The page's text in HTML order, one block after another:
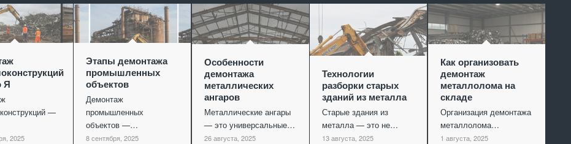
Я
—
2025
Этапы демонтажа
промышленных
объектов
Демонтаж
промышленных
объектов —…
8 сентября, 2025
Особенности
демонтажа
металлических
ангаров
Металлические ангары
— это универсальные…
26 августа, 2025
Технологии
разборки старых
зданий из металла
Старые здания из
металла — это не…
13 августа, 2025
Как организовать
демонтаж
металлолома на
складе
Организация демонтажа
металлолома…
1 августа, 2025